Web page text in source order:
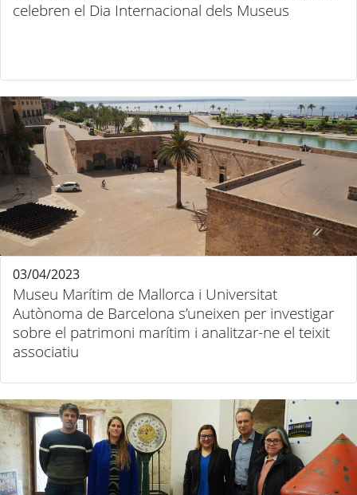
celebren el Dia Internacional dels Museus
Museu Marítim de Mallorca i Universitat
Autònoma de Barcelona s’uneixen per investigar
sobre el patrimoni marítim i analitzar-ne el teixit
associatiu
03/04/2023